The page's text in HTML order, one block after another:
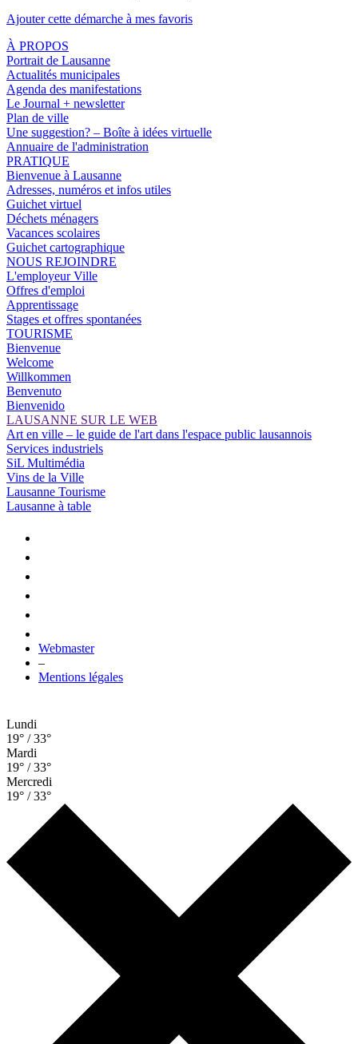
Ajouter cette démarche à mes favoris
À PROPOS
Portrait de Lausanne
Actualités municipales
Agenda des manifestations
Le Journal + newsletter
Plan de ville
Une suggestion? – Boîte à idées virtuelle
Annuaire de l'administration
PRATIQUE
Bienvenue à Lausanne
Adresses, numéros et infos utiles
Guichet virtuel
Déchets ménagers
Vacances scolaires
Guichet cartographique
NOUS REJOINDRE
L'employeur Ville
Offres d'emploi
Apprentissage
Stages et offres spontanées
TOURISME
Bienvenue
Welcome
Willkommen
Benvenuto
Bienvenido
LAUSANNE SUR LE WEB
Art en ville – le guide de l'art dans l'espace public lausannois
Services industriels
SiL Multimédia
Vins de la Ville
Lausanne Tourisme
Lausanne à table
Webmaster
–
Mentions légales
Lundi
19° / 33°
Mardi
19° / 33°
Mercredi
19° / 33°